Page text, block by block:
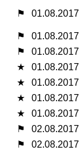
⚑ 01.08.2017
⚑
01.08.2017
⚑
01.08.2017
★
01.08.2017
★
01.08.2017
★
01.08.2017
★
01.08.2017
⚑
02.08.2017
⚑
02.08.2017